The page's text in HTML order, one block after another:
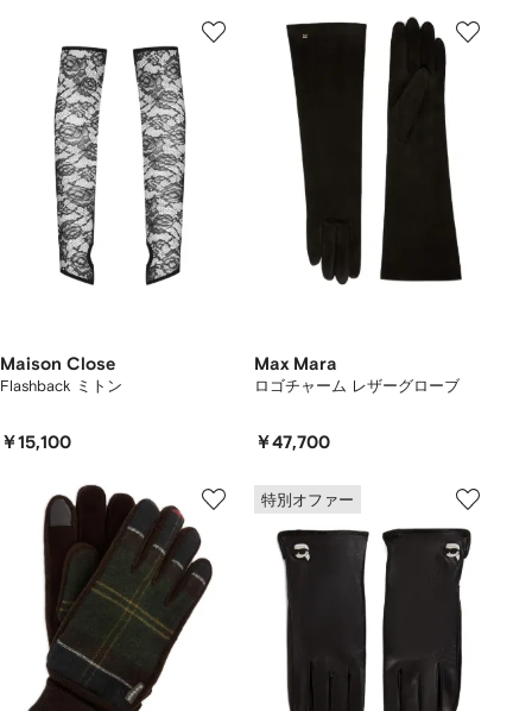
Maison Close
Flashback ミトン
￥15,100
Max Mara
ロゴチャーム レザーグローブ
￥47,700
特別オファー